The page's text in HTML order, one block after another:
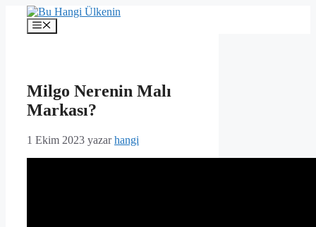
İçeriğe
Menü
Milgo Nerenin Malı
Markası?
1 Ekim 2023 yazarhangi